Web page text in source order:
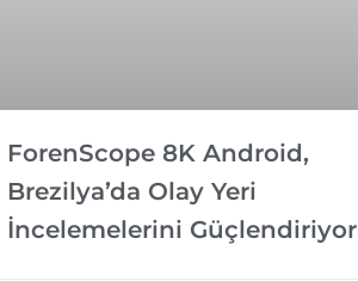
ForenScope 8K Android,
Brezilya’da Olay Yeri
İncelemelerini Güçlendiriyor